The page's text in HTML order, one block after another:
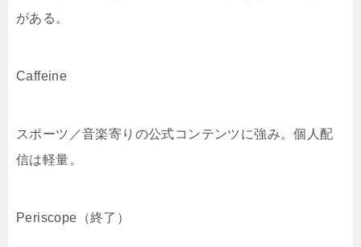
がある。
Caffeine
スポーツ／音楽寄りの公式コンテンツに強み。個人配
信は軽量。
Periscope（終了）